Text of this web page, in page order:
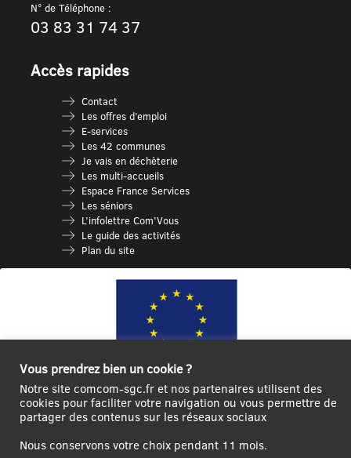
N° de Téléphone :
03 83 31 74 37
Accès rapides
Contact
Les offres d’emploi
E-services
Les 42 communes
Je vais en déchèterie
Les multi-accueils
Espace France Services
Les séniors
L’infolettre Com’Vous
Le guide des activités
Plan du site
Ce site internet a été cofinancé par l’Union européenne avec le Fonds
Européen de Développement Régional à hauteur de 12 572€
Créer un
Contact
Plan
Vous prendrez bien un cookie ?
Notre site comcom-sgc.fr et nos partenaires utilisent des
cookies pour faciliter votre navigation ou vous permettre de
partager des contenus sur les réseaux sociaux
Nous conservons votre choix pendant 11 mois.